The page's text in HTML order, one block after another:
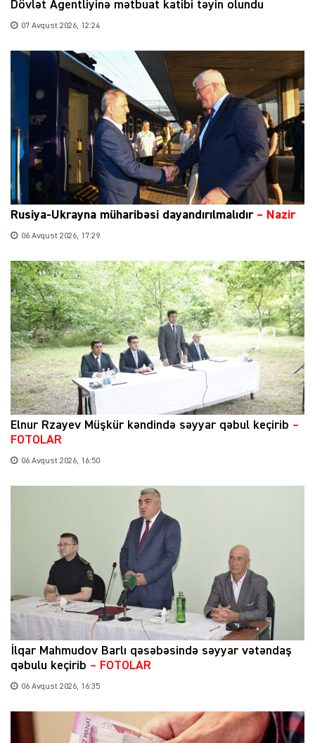
Dövlət Agentliyinə mətbuat katibi təyin olundu
07 Avqust 2026, 12:24
Rusiya-Ukrayna müharibəsi dayandırılmalıdır– Nazir
06 Avqust 2026, 17:29
Elnur Rzayev Müşkür kəndində səyyar qəbul keçirib –
FOTOLAR
06 Avqust 2026, 16:50
İlqar Mahmudov Barlı qəsəbəsində səyyar vətəndaş
qəbulu keçirib – FOTOLAR
06 Avqust 2026, 16:35